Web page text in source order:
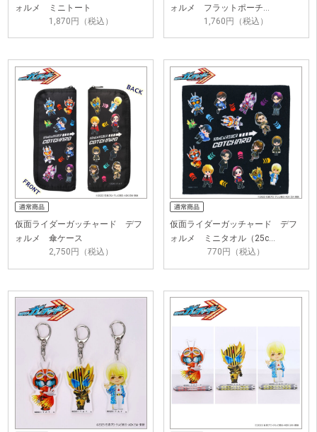
ォルメ ミニトート
1,870円（税込）
ォルメ フラットポーチ…
1,760円（税込）
仮面ライダーガッチャード デフ
ォルメ 傘ケース
2,750円（税込）
仮面ライダーガッチャード デフ
ォルメ ミニタオル（25c…
770円（税込）